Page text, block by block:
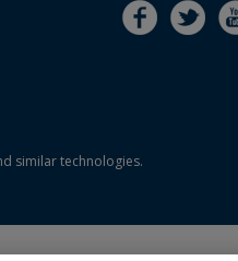
similar technologies.